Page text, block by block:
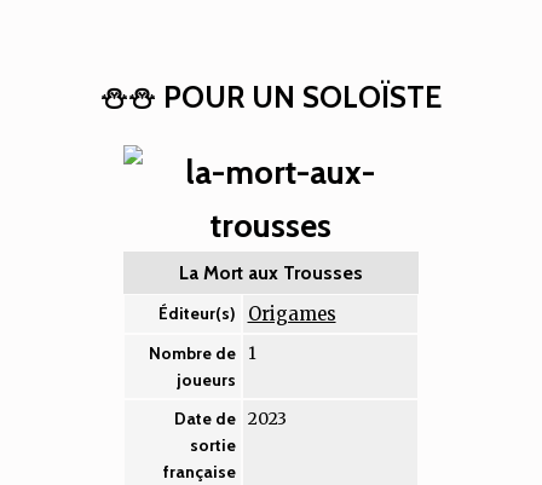
⛄⛄ POUR UN SOLOÏSTE
La Mort aux Trousses
Éditeur(s) Origames
Nombre de
joueurs
1
Date de
sortie
française
2023